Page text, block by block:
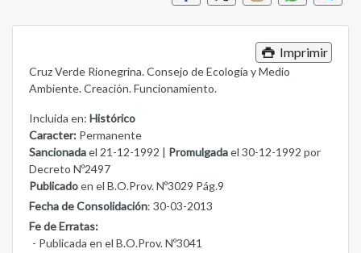
Imprimir
Cruz Verde Rionegrina. Consejo de Ecología y Medio
Ambiente. Creación. Funcionamiento.
Incluida en: Histórico
Caracter: Permanente
Sancionadael 21-12-1992 | Promulgadael 30-12-1992 por
Decreto Nº2497
Publicadoen el B.O.Prov. Nº3029 Pág.9
Fecha de Consolidación: 30-03-2013
Fe de Erratas:
- Publicada en el B.O.Prov. Nº3041